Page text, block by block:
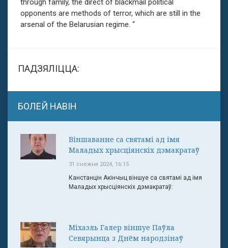
opponents are methods of terror, which are still in the
arsenal of the Belarusian regime. “
ПАДЗЯЛІЦЦА:
БОЛЕЙ НАВІН
Віншаванне са святамі ад імя
Маладых хрысціянскіх дэмакратаў
31 снежня 2024, 16:15
Канстанцін Акінчыц віншуе са святамі ад імя
Маладых хрысціянскіх дэмакратаў:
Міхаэль Галер віншуе Паўла
Севярынца з Днём народзінаў